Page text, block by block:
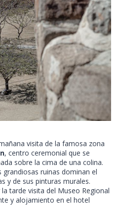
visita de la famosa zona
, centro ceremonial que se
sobre la cima de una colina.
ruinas dominan el
y de sus pinturas murales.
tarde visita del Museo Regional
y alojamiento en el hotel